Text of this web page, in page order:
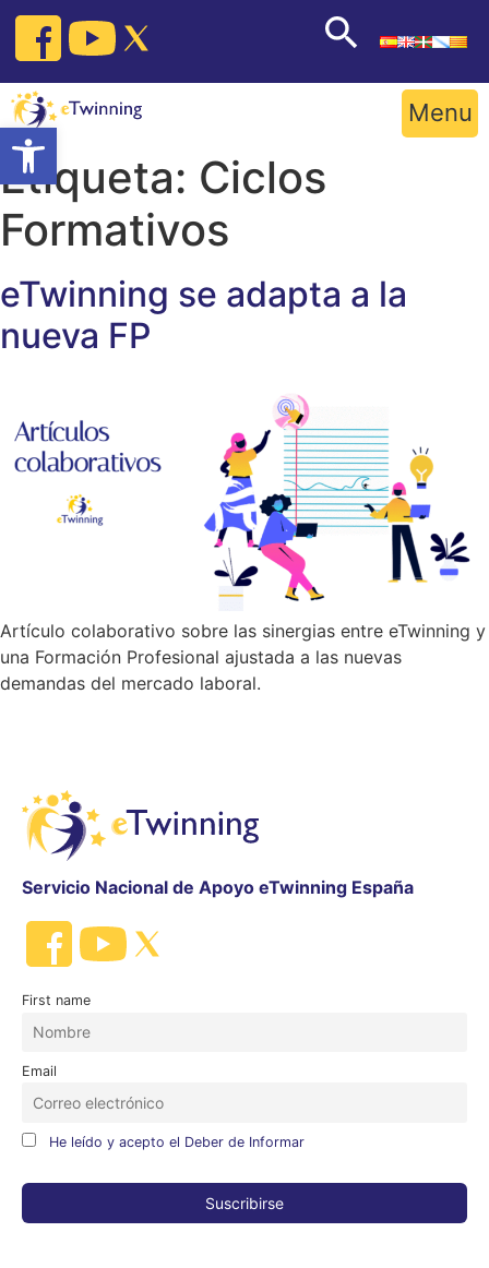
Open toolbar
Skip
content
Menu
Etiqueta: Ciclos
Formativos
eTwinning se adapta a la
nueva FP
Artículo colaborativo sobre las sinergias entre eTwinning y
una Formación Profesional ajustada a las nuevas
demandas del mercado laboral.
Servicio Nacional de Apoyo eTwinning España
First name
Email
He leído y acepto el Deber de Informar